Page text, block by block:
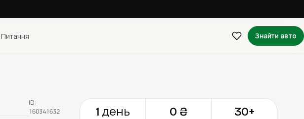
Питання Знайти авто
ID:
160341632
1 день 0 ₴ 30+